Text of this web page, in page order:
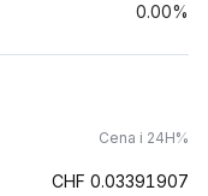
0.00%
Cena i 24H%
CHF 0.03391907